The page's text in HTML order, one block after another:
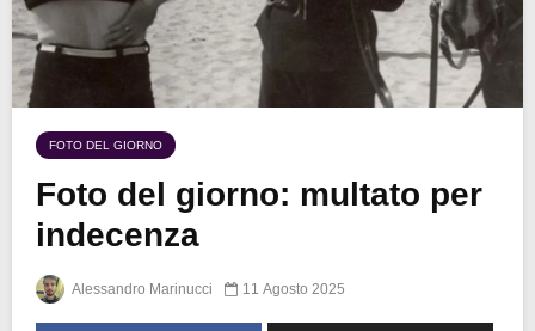
FOTO DEL GIORNO
Foto del giorno: multato per
indecenza
Alessandro Marinucci 11 Agosto 2025